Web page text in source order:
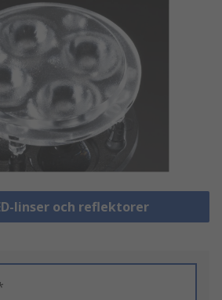
linser och reflektorer